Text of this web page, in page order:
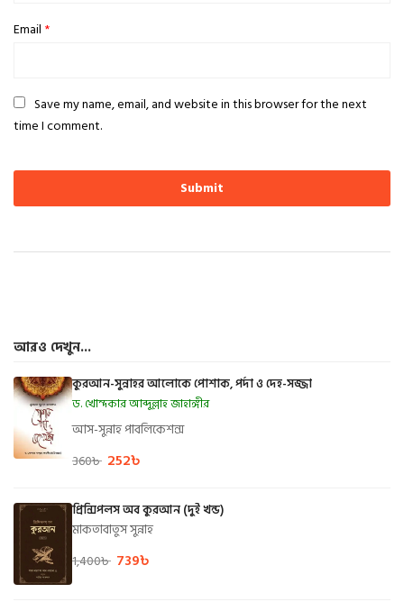
Email *
Save my name, email, and website in this browser for the next
time I comment.
আরও দেখুন...
কুরআন-সুন্নাহর আলোকে পোশাক, পর্দা ও দেহ-সজ্জা
ড. খোন্দকার আব্দুল্লাহ জাহাঙ্গীর
আস-সুন্নাহ পাবলিকেশন্স
360৳ 252৳
প্রিন্সিপলস অব কুরআন (দুই খন্ড)
মাকতাবাতুস সুন্নাহ
1,400৳ 739৳